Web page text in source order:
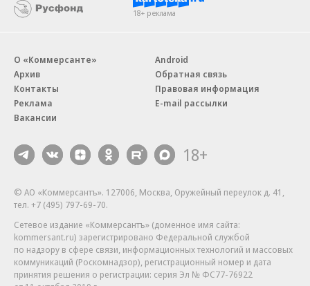
18+ реклама
О «Коммерсанте»
Архив
Контакты
Реклама
Вакансии
Android
Обратная связь
Правовая информация
E-mail рассылки
18+
© АО «Коммерсантъ». 127006, Москва, Оружейный переулок д. 41,
тел. +7 (495) 797-69-70.
Сетевое издание «Коммерсантъ» (доменное имя сайта:
kommersant.ru) зарегистрировано Федеральной службой
по надзору в сфере связи, информационных технологий и массовых
коммуникаций (Роскомнадзор), регистрационный номер и дата
принятия решения о регистрации: серия Эл № ФС77-76922